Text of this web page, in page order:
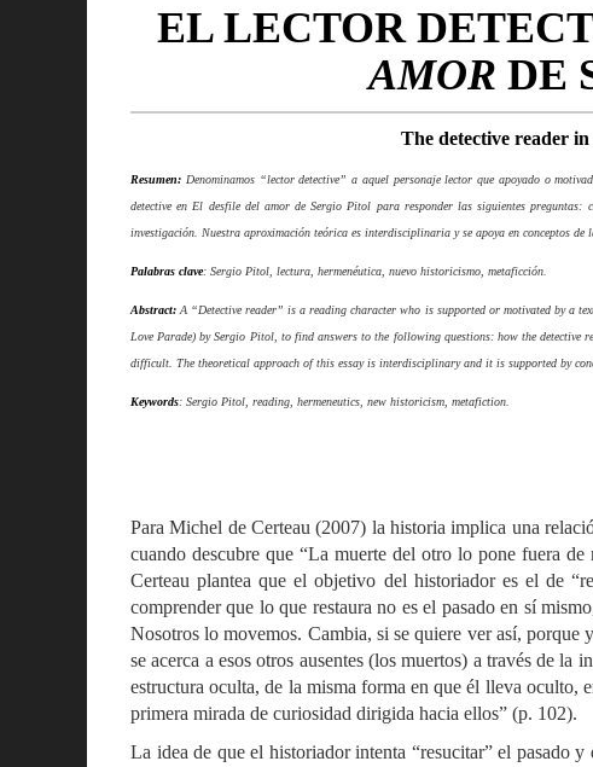
EL LECTOR
AMOR DE
The detective reader
Resumen: Denominamos “lector detective” a aquel personaje lector que apoyado o
detective en El desfile del amor de Sergio Pitol para responder las siguientes
investigación. Nuestra aproximación teórica es interdisciplinaria y se apoya en conceptos
Palabras clave: Sergio Pitol, lectura, hermenéutica, nuevo historicismo, metaficción.
Abstract: A “Detective reader” is a reading character who is supported or motivated by a
Love Parade) by Sergio Pitol, to find answers to the following questions: how the detective
difficult. The theoretical approach of this essay is interdisciplinary and it is supported by
Keywords: Sergio Pitol, reading, hermeneutics, new historicism, metafiction.
Para Michel de Certeau (2007) la historia implica una
cuando descubre que “La muerte del otro lo pone fuera
Certeau plantea que el objetivo del historiador es el de
comprender que lo que restaura no es el pasado en sí
Nosotros lo movemos. Cambia, si se quiere ver así,
se acerca a esos otros ausentes (los muertos) a través de la
estructura oculta, de la misma forma en que él lleva oculto,
primera mirada de curiosidad dirigida hacia ellos” (p. 102).
La idea de que el historiador intenta “resucitar” el pasado